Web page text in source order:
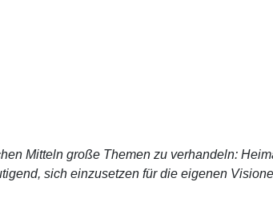
Mitteln große Themen zu verhandeln:
sich einzusetzen für die eigenen